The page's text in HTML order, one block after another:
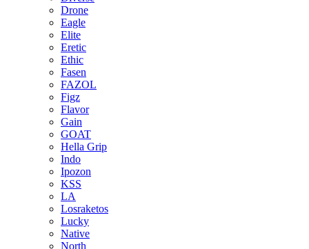
Drone
Eagle
Elite
Eretic
Ethic
Fasen
FAZOL
Figz
Flavor
Gain
GOAT
Hella Grip
Indo
Ipozon
KSS
LA
Losraketos
Lucky
Native
North